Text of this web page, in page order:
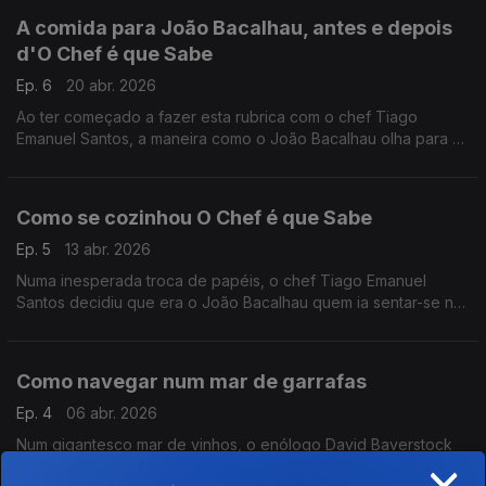
A comida para João Bacalhau, antes e depois
d'O Chef é que Sabe
Ep. 6
20 abr. 2026
Ao ter começado a fazer esta rubrica com o chef Tiago
Emanuel Santos, a maneira como o João Bacalhau olha para a
Como se cozinhou O Chef é que Sabe
Ep. 5
13 abr. 2026
Numa inesperada troca de papéis, o chef Tiago Emanuel
Santos decidiu que era o João Bacalhau quem ia sentar-se na
Como navegar num mar de garrafas
Ep. 4
06 abr. 2026
Num gigantesco mar de vinhos, o enólogo David Baverstock